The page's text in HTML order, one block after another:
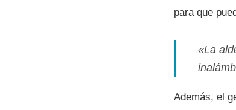
para que
«La
Además, el